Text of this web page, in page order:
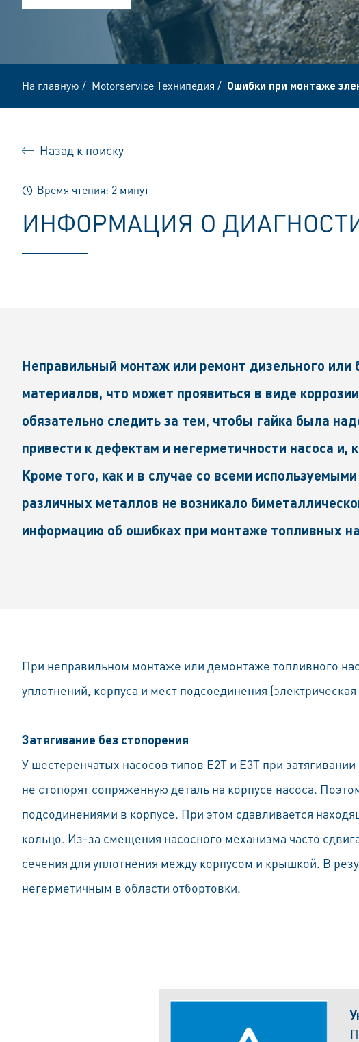
На главную / Motorservice Технипедия / Ошибки при монтаже
Назад к поиску
Время чтения: 2 минут
ИНФОРМАЦИЯ О
Неправильный монтаж или ремонт дизельного или
материалов, что может проявиться в виде
обязательно следить за тем, чтобы гайка была
привести к дефектам и негерметичности насоса
Кроме того, как и в случае со всеми
различных металлов не возникало
информацию об ошибках при монтаже топливных
При неправильном монтаже или дeмонтаже топливного
уплотнений, корпуса и мест подсоединения
Затягивание без стопорения
У шестеренчатых насосов типов E2T и E3T при
не стопорят сопряженную деталь на корпусе насоса.
подсодинениями в корпусe. При этом сдавливается
кольцо. Из-за смещения насосного механизма часто
сечения для уплотнения между корпусом и крышкой. В
негерметичным в области отбортовки.